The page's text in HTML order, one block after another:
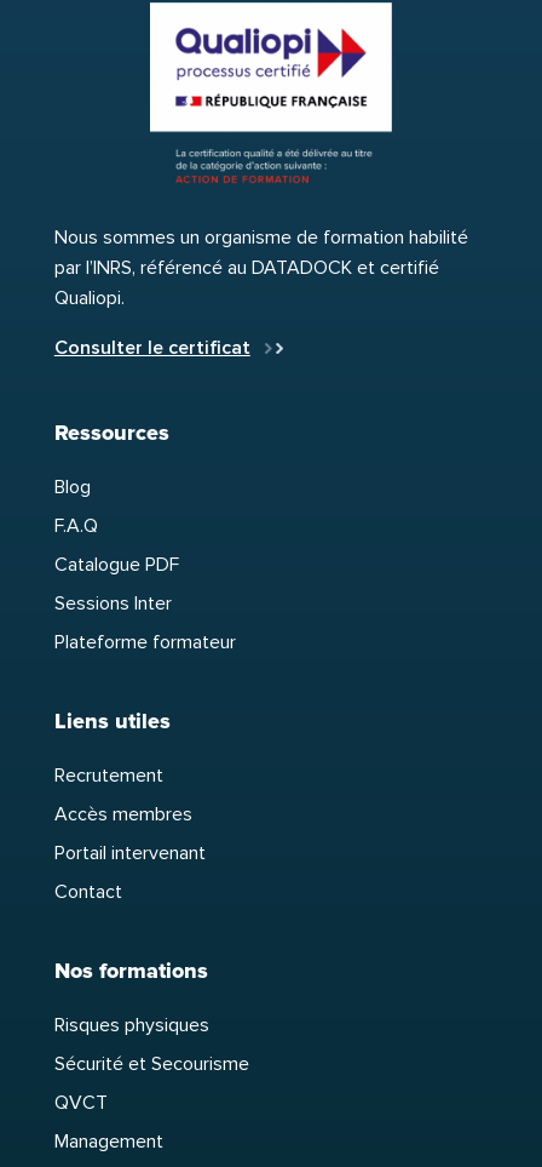
Nous sommes un organisme de formation habilité
par l’INRS, référencé au DATADOCK et certifié
Qualiopi.
Consulter le certificat
Ressources
Blog
F.A.Q
Catalogue PDF
Sessions Inter
Plateforme formateur
Liens utiles
Recrutement
Accès membres
Portail intervenant
Contact
Nos formations
Risques physiques
Sécurité et Secourisme
QVCT
Management